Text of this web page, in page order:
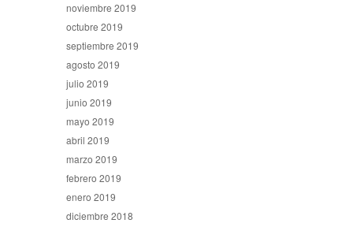
noviembre 2019
octubre 2019
septiembre 2019
agosto 2019
julio 2019
junio 2019
mayo 2019
abril 2019
marzo 2019
febrero 2019
enero 2019
diciembre 2018